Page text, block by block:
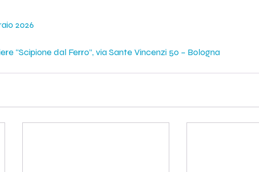
2026
“Scipione dal Ferro”, via Sante Vincenzi 50 – Bologna